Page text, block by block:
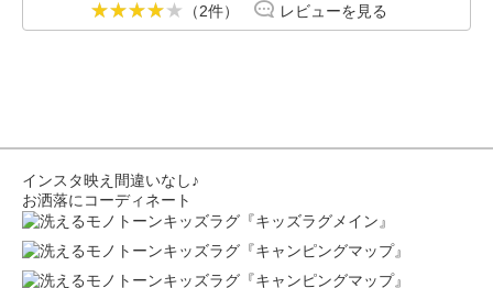
（2件） レビューを見る
インスタ映え間違いなし♪
お洒落にコーディネート